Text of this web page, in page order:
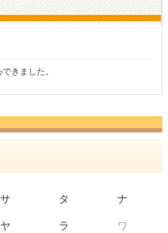
です。また利用させてもらいます！
サ タ ナ
ヤ ラ ワ